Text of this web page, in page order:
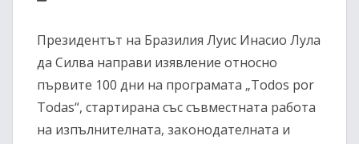
Президентът на Бразилия Луис Инасио Лула
да Силва направи изявление относно
първите 100 дни на програмата „Todos por
Todas“, стартирана със съвместната работа
на изпълнителната, законодателната и